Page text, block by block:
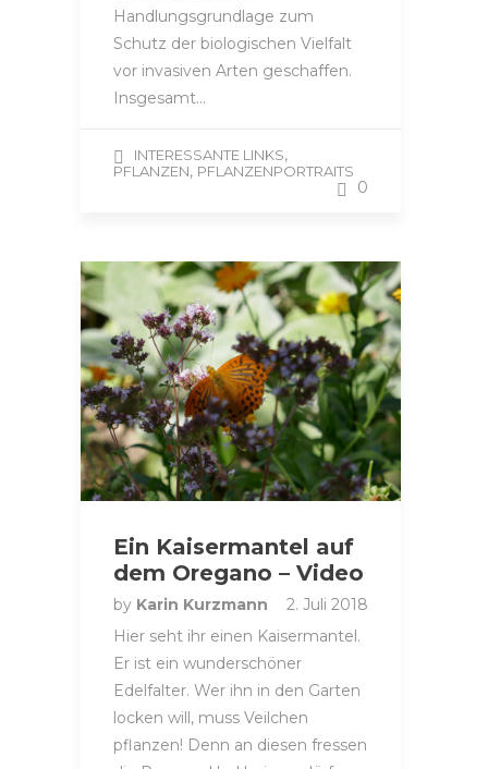
Handlungsgrundlage zum
Schutz der biologischen Vielfalt
vor invasiven Arten geschaffen.
Insgesamt…
INTERESSANTE LINKS,
PFLANZEN, PFLANZENPORTRAITS
0
Ein Kaisermantel auf
dem Oregano – Video
by Karin Kurzmann
2. Juli 2018
Hier seht ihr einen Kaisermantel.
Er ist ein wunderschöner
Edelfalter. Wer ihn in den Garten
locken will, muss Veilchen
pflanzen! Denn an diesen fressen